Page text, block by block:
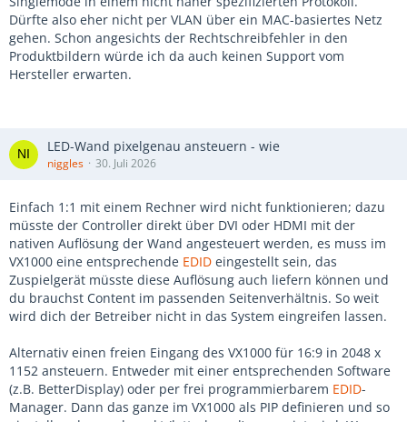
Dürfte also eher nicht per VLAN über ein MAC-basiertes Netz
gehen. Schon angesichts der Rechtschreibfehler in den
Produktbildern würde ich da auch keinen Support vom
Hersteller erwarten.
LED-Wand pixelgenau ansteuern - wie
niggles 30. Juli 2026
Einfach 1:1 mit einem Rechner wird nicht funktionieren; dazu
müsste der Controller direkt über DVI oder HDMI mit der
nativen Auflösung der Wand angesteuert werden, es muss im
VX1000 eine entsprechende EDID eingestellt sein, das
Zuspielgerät müsste diese Auflösung auch liefern können und
du brauchst Content im passenden Seitenverhältnis. So weit
wird dich der Betreiber nicht in das System eingreifen lassen.
Alternativ einen freien Eingang des VX1000 für 16:9 in 2048 x
1152 ansteuern. Entweder mit einer entsprechenden Software
(z.B. BetterDisplay) oder per frei programmierbarem EDID-
Manager. Dann das ganze im VX1000 als PIP definieren und so